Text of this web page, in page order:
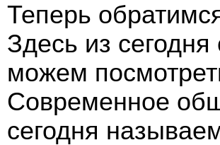
Теперь
Здесь из
можем
Современное
сегодня